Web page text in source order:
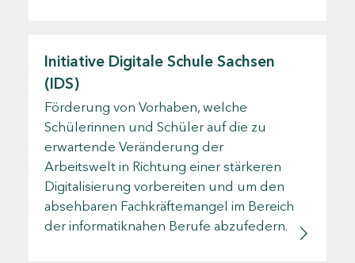
Initiative Digitale Schule Sachsen
(IDS)
Förderung von Vorhaben, welche
Schülerinnen und Schüler auf die zu
erwartende Veränderung der
Arbeitswelt in Richtung einer stärkeren
Digitalisierung vorbereiten und um den
absehbaren Fachkräftemangel im Bereich
der informatiknahen Berufe abzufedern.